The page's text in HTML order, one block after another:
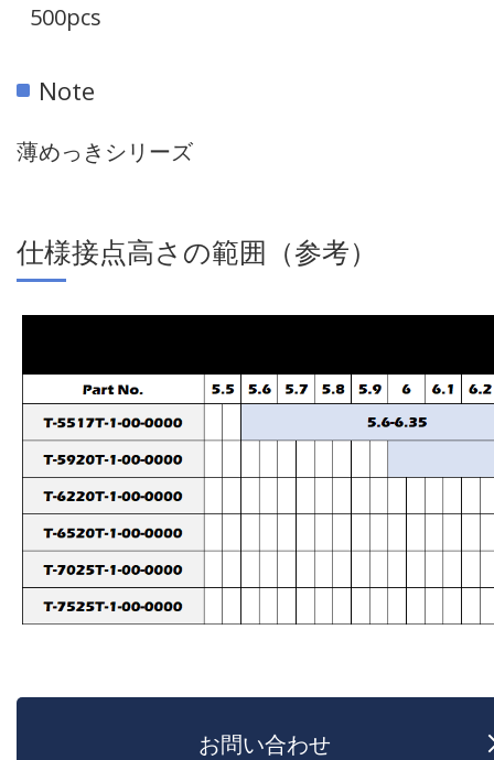
500pcs
Note
薄めっきシリーズ
仕様接点高さの範囲（参考）
お問い合わせ